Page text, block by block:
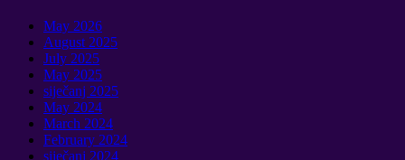
May 2026
August 2025
July 2025
May 2025
siječanj 2025
May 2024
March 2024
February 2024
siječanj 2024